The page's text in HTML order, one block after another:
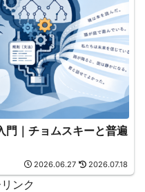
門｜チョムスキーと普遍
2026.06.27 2026.07.18
ンク